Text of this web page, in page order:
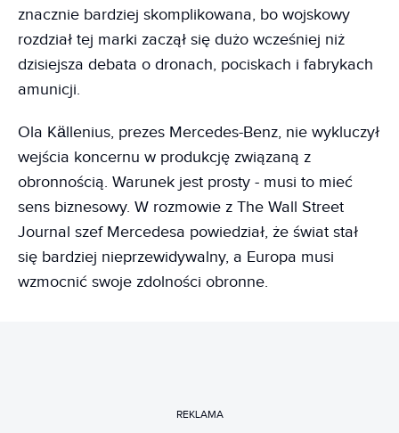
znacznie bardziej skomplikowana, bo wojskowy
rozdział tej marki zaczął się dużo wcześniej niż
dzisiejsza debata o dronach, pociskach i fabrykach
amunicji.
Ola Källenius, prezes Mercedes-Benz, nie wykluczył
wejścia koncernu w produkcję związaną z
obronnością. Warunek jest prosty - musi to mieć
sens biznesowy. W rozmowie z The Wall Street
Journal szef Mercedesa powiedział, że świat stał
się bardziej nieprzewidywalny, a Europa musi
wzmocnić swoje zdolności obronne.
REKLAMA